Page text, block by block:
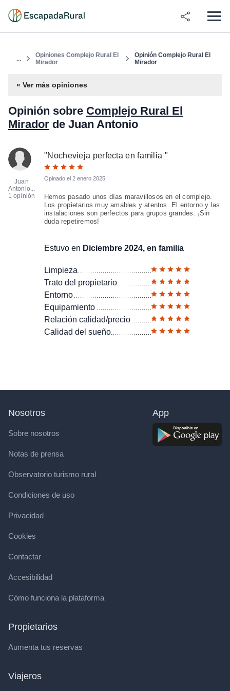
...
Opiniones Complejo Rural El
Mirador
Opinión Complejo Rural El
Mirador
« Ver más opiniones
Opinión sobre Complejo Rural El
Mirador de Juan Antonio
Juan
Antonio...
1 opinión
"Nochevieja perfecta en familia "
Opinado el 2 enero 2025
Hemos pasado unos días maravillosos en el complejo.
Los propietarios muy amables y atentos. El entorno y las
instalaciones son perfectos para grupos grandes. ¡Sin
duda repetiremos!
Estuvo en Diciembre 2024, en familia
Limpieza
Trato del propietario
Entorno
Equipamiento
Relación calidad/precio
Calidad del sueño
Nosotros
Sobre nosotros
Notas de prensa
Observatorio turismo rural
Condiciones de uso
Privacidad
Cookies
Contactar
Accesibilidad
Cómo funciona la plataforma
Propietarios
Aumenta tus reservas
Viajeros
App